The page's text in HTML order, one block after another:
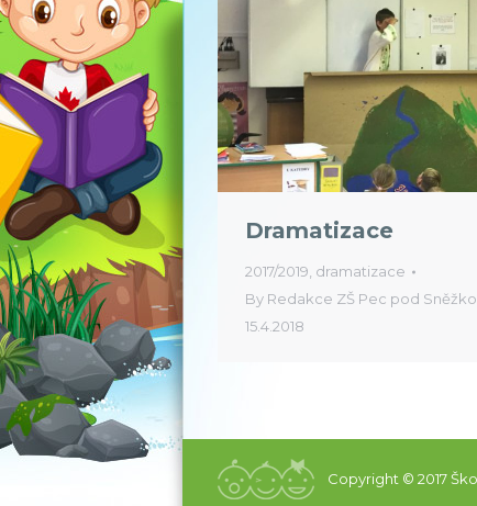
Dramatizace
2017/2019, dramatizace
By Redakce ZŠ Pec pod
15.4.2018
Copyright © 2017